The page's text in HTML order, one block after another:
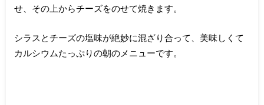
せ、その上からチーズをのせて焼きます。
シラスとチーズの塩味が絶妙に混ざり合って、美味しくて
カルシウムたっぷりの朝のメニューです。